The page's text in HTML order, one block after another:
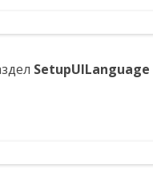
SetupUILanguage